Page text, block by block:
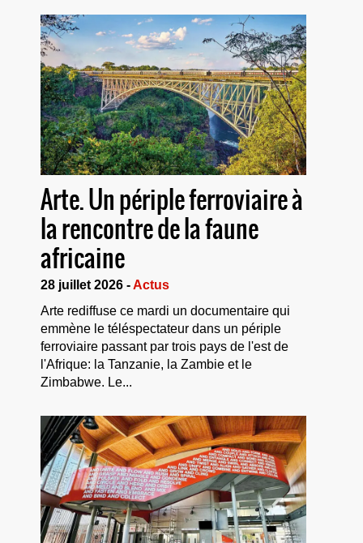
Arte. Un périple ferroviaire à
la rencontre de la faune
africaine
28 juillet 2026 -Actus
Arte rediffuse ce mardi un documentaire qui
emmène le téléspectateur dans un périple
ferroviaire passant par trois pays de l'est de
l'Afrique: la Tanzanie, la Zambie et le
Zimbabwe. Le...